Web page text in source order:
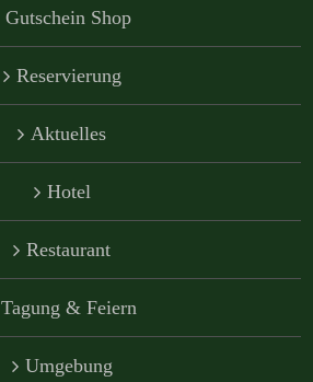
Gutschein Shop
Reservierung
Aktuelles
Hotel
Restaurant
Tagung & Feiern
Umgebung